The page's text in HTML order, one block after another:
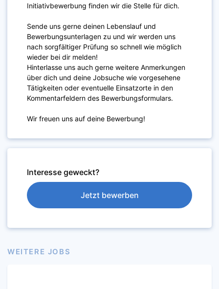
Initiativbewerbung finden wir die Stelle für dich.
Sende uns gerne deinen Lebenslauf und
Bewerbungsunterlagen zu und wir werden uns
nach sorgfältiger Prüfung so schnell wie möglich
wieder bei dir melden!
Hinterlasse uns auch gerne weitere Anmerkungen
über dich und deine Jobsuche wie vorgesehene
Tätigkeiten oder eventuelle Einsatzorte in den
Kommentarfeldern des Bewerbungsformulars.
Wir freuen uns auf deine Bewerbung!
Interesse geweckt?
Jetzt bewerben
WEITERE JOBS